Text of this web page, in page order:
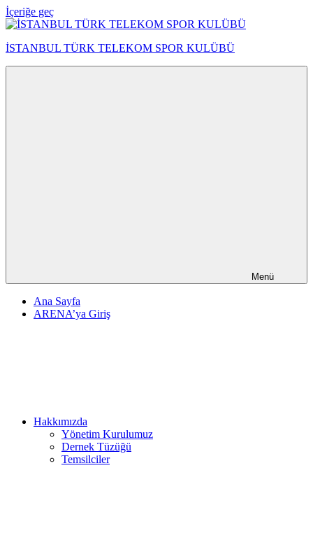
İçeriğe geç
İSTANBUL TÜRK TELEKOM SPOR KULÜBÜ
Menü
Ana Sayfa
ARENA’ya Giriş
Hakkımızda
Yönetim Kurulumuz
Dernek Tüzüğü
Temsilciler